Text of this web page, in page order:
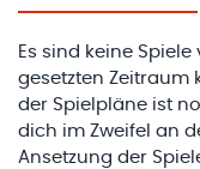
Es sind keine
gesetzten Zeitraum
der Spielpläne ist
dich im Zweifel an
Ansetzung der